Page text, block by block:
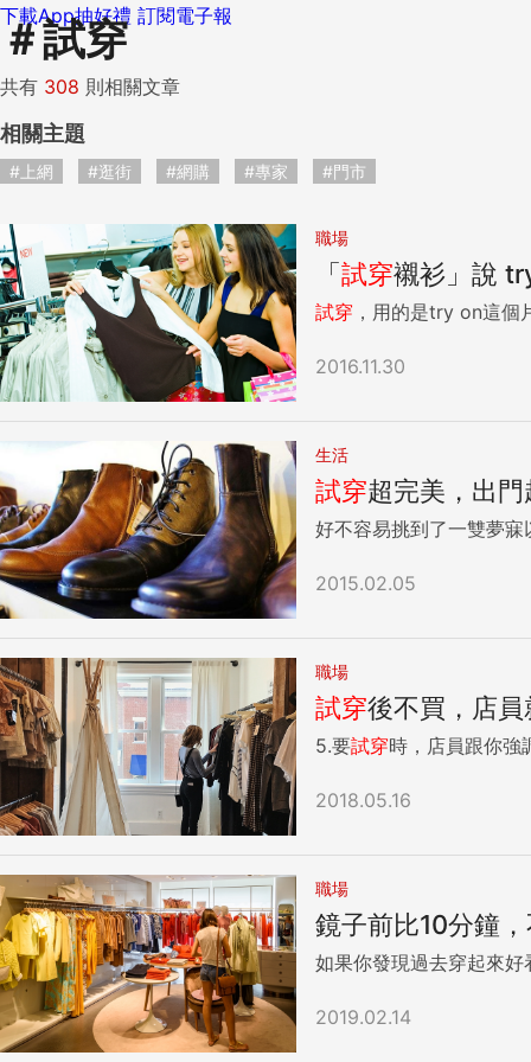
下載App抽好禮 訂閱電子報
＃試穿
共有 308 則相關文章
相關主題
#上網 #逛街 #網購 #專家 #門市
職場
「試穿襯衫」說
試穿 ，用的是try on這個
2016.11.30
生活
試穿超完美，出
好不容易挑到了一雙夢
2015.02.05
職場
試穿後不買，店
5.要試穿時，店員跟你強
2018.05.16
職場
鏡子前比10分鐘
如果你發現過去穿起來好
2019.02.14